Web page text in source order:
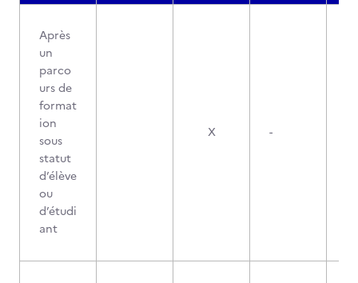
Après
un
parco
urs de
format
ion
sous
statut
d’élève
ou
d’étudi
ant
X -